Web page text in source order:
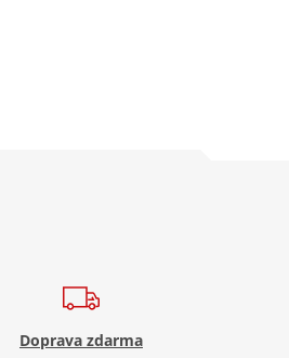
Doprava zdarma